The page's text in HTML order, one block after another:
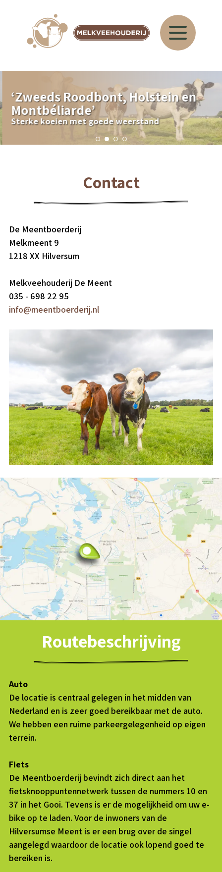
‘Zweeds Roodbont, Holstein en
Montbéliarde’
Sterke koeien met goede weerstand
Contact
De Meentboerderij
Melkmeent 9
1218 XX Hilversum
Melkveehouderij De Meent
035 - 698 22 95
info@meentboerderij.nl
Routebeschrijving
Auto
De locatie is centraal gelegen in het midden van
Nederland en is zeer goed bereikbaar met de auto.
We hebben een ruime parkeergelegenheid op eigen
terrein.
Fiets
De Meentboerderij bevindt zich direct aan het
fietsknooppuntennetwerk tussen de nummers 10 en
37 in het Gooi. Tevens is er de mogelijkheid om uw e-
bike op te laden. Voor de inwoners van de
Hilversumse Meent is er een brug over de singel
aangelegd waardoor de locatie ook lopend goed te
bereiken is.